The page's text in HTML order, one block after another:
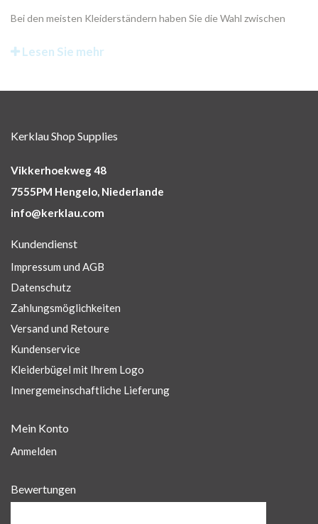
Bei den meisten Kleiderständern haben Sie die Wahl zwischen
einem Spitzenpreis anbieten zu können.
Lesen Sie mehr
Kerklau Shop Supplies
Vikkerhoekweg 48
7555PM Hengelo, Niederlande
info@kerklau.com
Kundendienst
Impressum und AGB
Datenschutz
Zahlungsmöglichkeiten
Versand und Retoure
Kundenservice
Kleiderbügel mit Ihrem Logo
Innergemeinschaftliche Lieferung
Mein Konto
Anmelden
Bewertungen